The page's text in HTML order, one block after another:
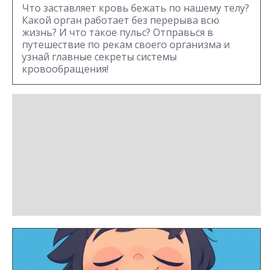
Что заставляет кровь бежать по нашему телу?
Какой орган работает без перерыва всю
жизнь? И что такое пульс? Отправься в
путешествие по рекам своего организма и
узнай главные секреты системы
кровообращения!